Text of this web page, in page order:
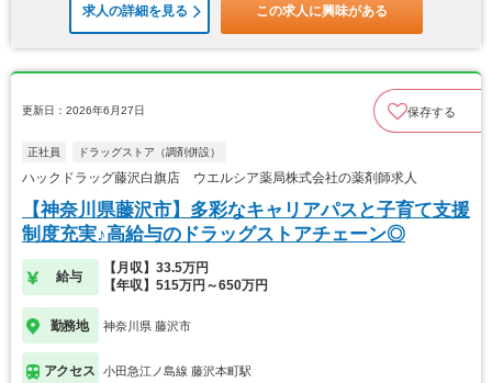
求人の詳細を見る この求人に興味がある
更新日：2026年6月27日 保存する
正社員 ドラッグストア（調剤併設）
ハックドラッグ藤沢白旗店 ウエルシア薬局株式会社の薬剤師求人
【神奈川県藤沢市】多彩なキャリアパスと子育て支援
制度充実♪高給与のドラッグストアチェーン◎
給与
【月収】33.5万円
【年収】515万円～650万円
勤務地 神奈川県 藤沢市
アクセス 小田急江ノ島線 藤沢本町駅